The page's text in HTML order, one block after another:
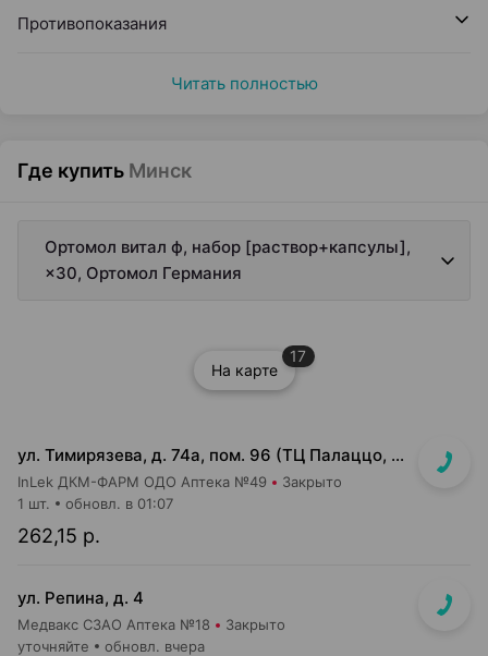
Противопоказания
Читать полностью
Где купить Минск
Ортомол витал ф, набор [раствор+капсулы],
×30, Ортомол Германия
На карте
17
ул. Тимирязева, д. 74а, пом. 96 (ТЦ Палаццо, 1 этаж, главный вход)
InLek ДКМ-ФАРМ ОДО Аптека №49 Закрыто
262,15 р.
1 шт. обновл. в 01:07
ул. Репина, д. 4
Медвакс СЗАО Аптека №18 Закрыто
уточняйте обновл. вчера